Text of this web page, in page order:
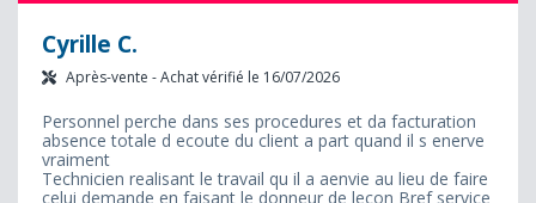
Cyrille C.
Après-vente - Achat vérifié le 16/07/2026
Personnel perche dans ses procedures et da facturation
absence totale d ecoute du client a part quand il s enerve
vraiment
Technicien realisant le travail qu il a aenvie au lieu de faire
celui demande en faisant le donneur de lecon Bref service